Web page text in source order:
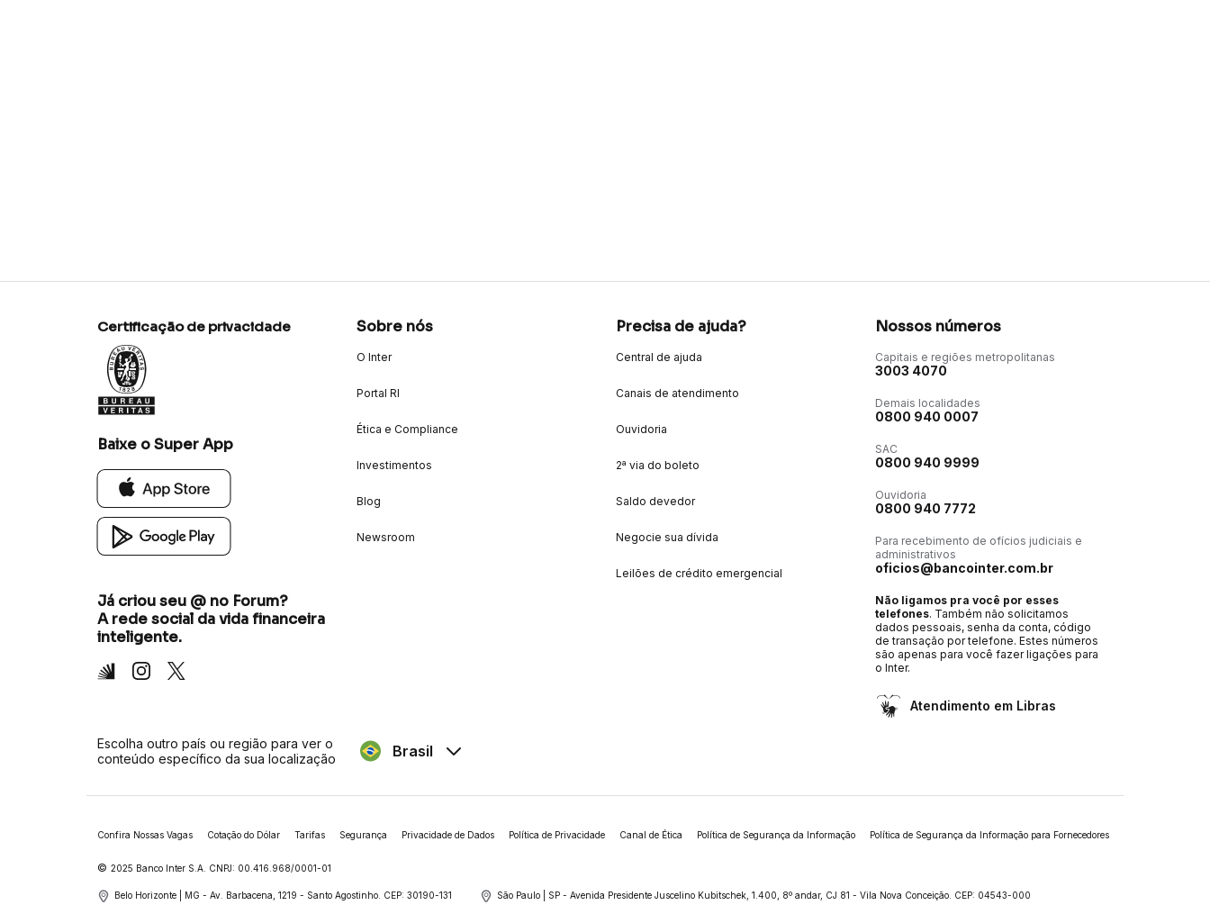
Certificação de privacidade
Baixe o Super App
Já criou seu @ no Forum?
A rede social da vida financeira
inteligente.
Inter Instagram
X
Sobre nós
O Inter
Portal RI
Ética e Compliance
Investimentos
Blog
Newsroom
Precisa de ajuda?
Central de ajuda
Canais de atendimento
Ouvidoria
2ª via do boleto
Saldo devedor
Negocie sua dívida
Leilões de crédito emergencial
Nossos números
Capitais e regiões metropolitanas
3003 4070
Demais localidades
0800 940 0007
SAC
0800 940 9999
Ouvidoria
0800 940 7772
Para recebimento de ofícios judiciais e
administrativos
oficios@bancointer.com.br
Não ligamos pra você por esses
telefones. Também não solicitamos
dados pessoais, senha da conta, código
de transação por telefone. Estes números
são apenas para você fazer ligações para
o Inter.
Atendimento em Libras
Escolha outro país ou região para ver o
conteúdo específico da sua localização
Brasil
Confira Nossas Vagas Cotação do Dólar Tarifas Segurança Privacidade de Dados Política de Privacidade Canal de Ética Política de Segurança da Informação Política de Segurança da Informação para Fornecedores
© 2025 Banco Inter S.A. CNPJ: 00.416.968/0001-01
Belo Horizonte | MG - Av. Barbacena, 1219 - Santo Agostinho. CEP: 30190-131 São Paulo | SP - Avenida Presidente Juscelino Kubitschek, 1.400, 8º andar, CJ 81 - Vila Nova Conceição. CEP: 04543-000